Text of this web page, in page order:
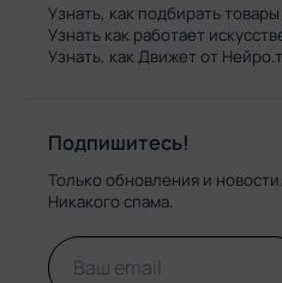
Узнать, как подбирать
Узнать как работает
Узнать, как Движет от
Подпишитесь!
Только обновления и новости.
Никакого спама.